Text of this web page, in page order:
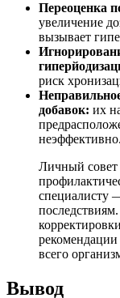
Переоценка
увеличение
вызывает
риск
добавок: их
неэффективно.
Личный совет
специалисту
всего
Вывод